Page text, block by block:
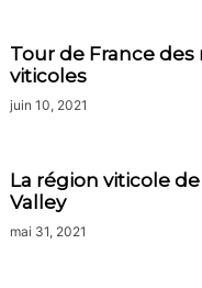
Tour de France des
viticoles
juin 10, 2021
La région viticole
Valley
mai 31, 2021